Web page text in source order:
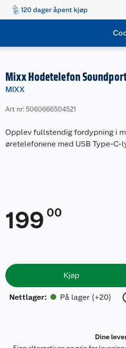
120 dager åpent kjøp
Mixx Hodetelefon
MIXX
Art nr: 5060666504521
Opplev fullstendig fordypning i
øretelefonene med USB Type-
199 00
Kjøp
Nettlager: På lager (+20)
Dine